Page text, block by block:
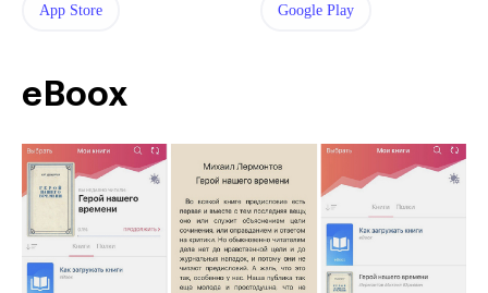
App Store Google Play
eBoox